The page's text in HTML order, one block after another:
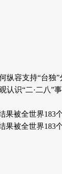
纵容支持“台独
认识“二·二八”
果被全世界183
果被全世界183